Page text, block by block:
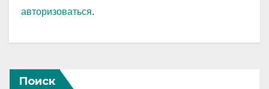
авторизоваться.
Поиск